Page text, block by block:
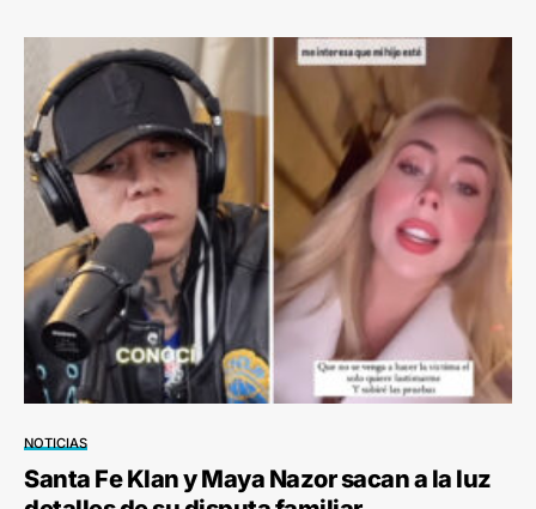
NOTICIAS
Santa Fe Klan y Maya Nazor sacan a la luz